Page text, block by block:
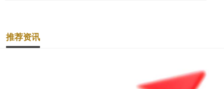
推荐资讯